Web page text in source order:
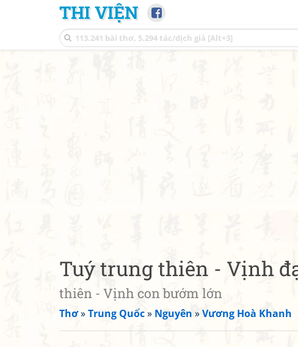
THI VIỆN
Tuý trung thiên - Vịnh
thiên - Vịnh con bướm lớn
Thơ»Trung Quốc» Nguyên »Vương Hoà Khanh